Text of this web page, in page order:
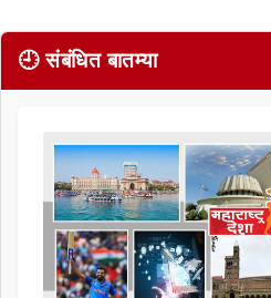
🕘 संबंधित बातम्या